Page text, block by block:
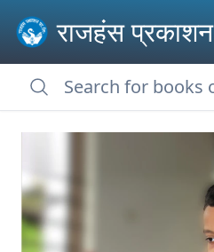
राजहंस प्रकाशन